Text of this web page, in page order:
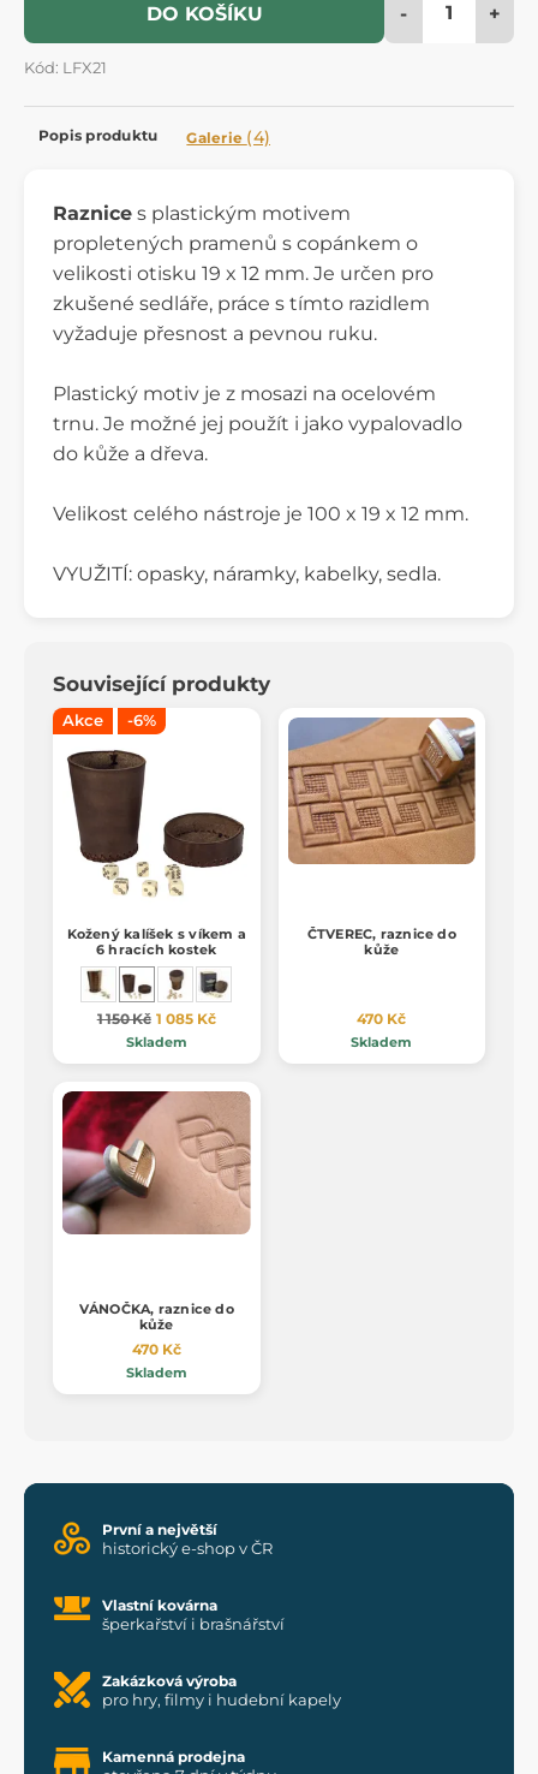
DO KOŠÍKU - +
Kód: LFX21
Popis produktu Galerie (4)
Raznice s plastickým motivem
propletených pramenů s copánkem o
velikosti otisku 19 x 12 mm. Je určen pro
zkušené sedláře, práce s tímto razidlem
vyžaduje přesnost a pevnou ruku.
Plastický motiv je z mosazi na ocelovém
trnu. Je možné jej použít i jako vypalovadlo
do kůže a dřeva.
Velikost celého nástroje je 100 x 19 x 12 mm.
VYUŽITÍ: opasky, náramky, kabelky, sedla.
Související produkty
Akce -6%
Kožený kalíšek s víkem a
6 hracích kostek
1 150 Kč 1 085 Kč
Skladem
ČTVEREC, raznice do
kůže
470 Kč
Skladem
VÁNOČKA, raznice do
kůže
470 Kč
Skladem
První a největší
historický e-shop v ČR
Vlastní kovárna
šperkařství i brašnářství
Zakázková výroba
pro hry, filmy i hudební kapely
Kamenná prodejna